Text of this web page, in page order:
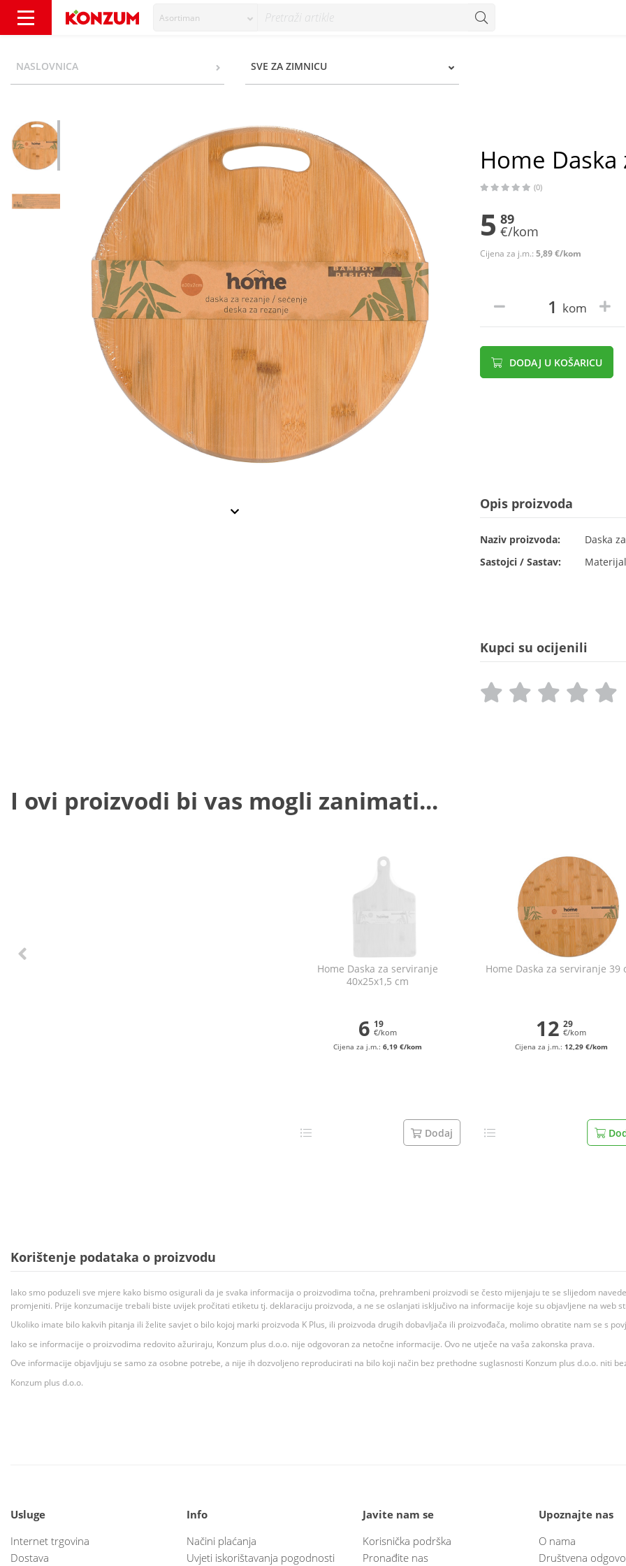
Asortiman
NASLOVNICA SVE ZA ZIMNICU
Home Daska
(0)
5 89
€/kom
Cijena za j.m.: 5,89 €/kom
kom
DODAJ U KOŠARICU
Opis proizvoda
Naziv proizvoda:
Daska
Sastojci / Sastav:
Kupci su ocijenili
I ovi proizvodi bi vas mogli zanimati...
Home Daska za serviranje
40x25x1,5 cm
6 19
€/kom
Cijena za j.m.:6,19 €/kom
Dodaj
Home Daska za serviranje 39
12 29
€/kom
Cijena za j.m.: 12,29 €/kom
Korištenje podataka o proizvodu
Iako smo poduzeli sve mjere kako bismo osigurali da je svaka informacija o proizvodima točna, prehrambeni proizvodi se često mijenjaju te se slijedom
promjeniti. Prije konzumacije trebali biste uvijek pročitati etiketu tj. deklaraciju proizvoda, a ne se oslanjati isključivo na informacije koje su objavljene na web
Ukoliko imate bilo kakvih pitanja ili želite savjet o bilo kojoj marki proizvoda K Plus, ili proizvoda drugih dobavljača ili proizvođača, molimo obratite nam se s
Iako se informacije o proizvodima redovito ažuriraju, Konzum plus d.o.o. nije odgovoran za netočne informacije. Ovo ne utječe na vaša zakonska prava.
Ove informacije objavljuju se samo za osobne potrebe, a nije ih dozvoljeno reproducirati na bilo koji način bez prethodne suglasnosti Konzum plus d.o.o. niti
Konzum plus d.o.o.
Usluge
Internet trgovina
Dostava
Info
Načini plaćanja
Uvjeti iskorištavanja pogodnosti
Javite nam se
Korisnička podrška
Pronađite nas
Upoznajte nas
O nama
Društvena